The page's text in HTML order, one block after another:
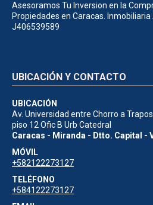
Asesoramos Tu Inversion en la
Propiedades en Caracas.
J406539589
UBICACIÓN Y CONTACTO
UBICACIÓN
Av. Universidad entre Chorro a
piso 12 Ofic B Urb Catedral
Caracas - Miranda - Dtto. Capital -
MÓVIL
+582122273127
TELÉFONO
+584122273127